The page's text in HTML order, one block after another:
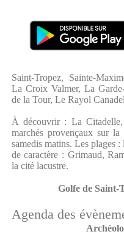
Saint-Tropez, Sainte-
La Croix Valmer, La
de la Tour, Le Rayol
À découvrir : La
marchés provençaux sur
samedis matins. Les plages
de caractère : Grimaud,
la cité lacustre.
Golfe de Saint-
Agenda des